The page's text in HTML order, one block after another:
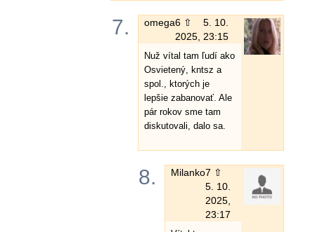
7. omega6 ⇧
5. 10.
2025, 23:15
Nuž vítal tam ľudí ako
Osvietený, kntsz a
spol., ktorých je
lepšie zabanovať. Ale
pár rokov sme tam
diskutovali, dalo sa.
8. Milanko7 ⇧
5. 10.
2025,
23:17